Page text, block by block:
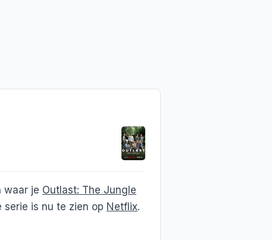
waar je Outlast: The Jungle
is nu te zien op Netflix.